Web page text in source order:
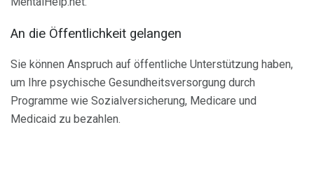
An die Öffentlichkeit gelangen
Sie können Anspruch auf öffentliche Unterstützung haben,
um Ihre psychische Gesundheitsversorgung durch
Programme wie Sozialversicherung, Medicare und
Medicaid zu bezahlen.